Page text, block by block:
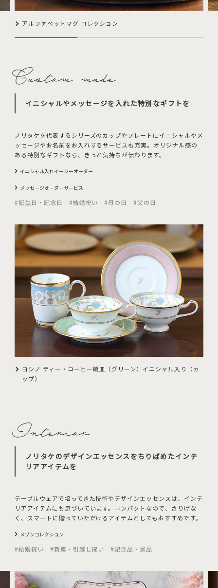
アルファベットマグ コレクション
イニシャルやメッセージを入れた特別なギフトを
ノリタケを代表するシリーズのカップやプレートにイニシャルやメ
ッセージやお名前をお入れするサービスも充実。オリジナル感の
ある特別なギフトなら、きっと気持ちが伝わります。
イニシャル入れイージーオーダー
メッセージオーダーサービス
#誕生日・記念日 #結婚祝い #母の日 #父の日
ヨシノ ティー・コーヒー碗皿（グリーン）イニシャル入り（カ
ップ）
ノリタケのデザインエッセンスをちりばめたインテ
リアアイテムを
テーブルウェアで培ってきた技術やデザインエッセンスは、インテ
リアアイテムにも息づいています。コンパクトなので、さりげな
く、スマートに贈っていただけるアイテムとしてもおすすめです。
メゾンコレクション
#結婚祝い #新築・引越し祝い #記念品・景品